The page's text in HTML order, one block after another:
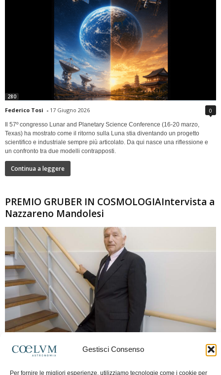
Gestisci Consenso
Per fornire le migliori esperienze, utilizziamo tecnologie come i cookie per
280
Federico Tosi - 17 Giugno 2026 0
Il 57º congresso Lunar and Planetary Science Conference (16-20 marzo,
Texas) ha mostrato come il ritorno sulla Luna stia diventando un progetto
scientifico e industriale sempre più articolato. Da qui nasce una riflessione e
un confronto tra due modelli contrapposti.
Continua a leggere
PREMIO GRUBER IN COSMOLOGIAIntervista a
Nazzareno Mandolesi
Frida Paolella - 16 Giugno 2026 0
spaziale europea e della missione Planck. Il dialogo ripercorre i principali